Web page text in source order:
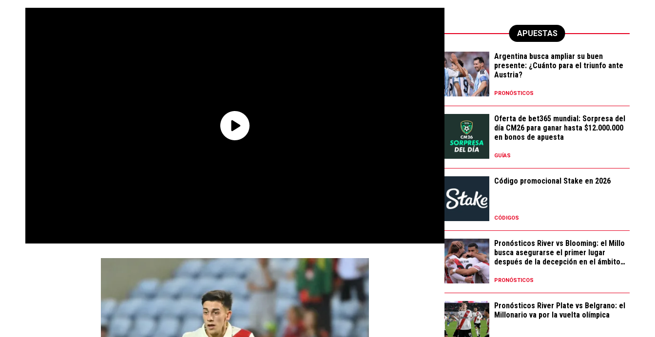
APUESTAS
Argentina busca ampliar su buen
presente: ¿Cuánto para el triunfo ante
Austria?
PRONÓSTICOS
Oferta de bet365 mundial: Sorpresa del
día CM26 para ganar hasta $12.000.000
en bonos de apuesta
GUÍAS
Código promocional Stake en 2026
CÓDIGOS
Pronósticos River vs Blooming: el Millo
busca asegurarse el primer lugar
después de la decepción en el ámbito
PRONÓSTICOS
Pronósticos River Plate vs Belgrano: el
Millonario va por la vuelta olímpica